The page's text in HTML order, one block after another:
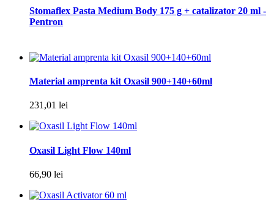
Stomaflex Pasta Medium Body 175 g + catalizator 20 ml -
Pentron
Material amprenta kit Oxasil 900+140+60ml
231,01 lei
Oxasil Light Flow 140ml
66,90 lei